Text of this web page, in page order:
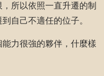
所以依照一直升遷的制
自己不適任的位子。
力很強的夥伴，什麼樣